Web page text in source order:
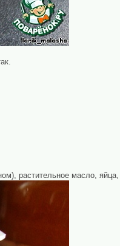
растительное масло,